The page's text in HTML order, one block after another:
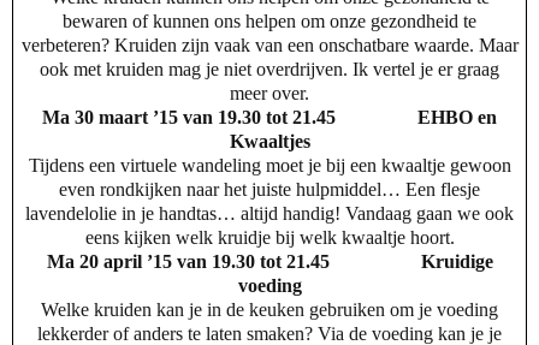
bewaren of kunnen ons helpen om onze gezondheid te
verbeteren? Kruiden zijn vaak van een onschatbare waarde. Maar
ook met kruiden mag je niet overdrijven. Ik vertel je er graag
meer over.
Ma 30 maart ’15 van 19.30 tot 21.45
EHBO en
Kwaaltjes
Tijdens een virtuele wandeling moet je bij een kwaaltje gewoon
even rondkijken naar het juiste hulpmiddel… Een flesje
lavendelolie in je handtas… altijd handig! Vandaag gaan we ook
eens kijken welk kruidje bij welk kwaaltje hoort.
Ma 20 april ’15 van 19.30 tot 21.45
Kruidige
voeding
Welke kruiden kan je in de keuken gebruiken om je voeding
lekkerder of anders te laten smaken? Via de voeding kan je je